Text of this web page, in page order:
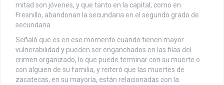
mitad son jóvenes, y que tanto en la capital, como en
Fresnillo, abandonan la secundaria en el segundo grado de
secundaria.
Señaló que es en ese momento cuando tienen mayor
vulnerabilidad y pueden ser enganchados en las filas del
crimen organizado, lo que puede terminar con su muerte o
con alguien de su familia, y reiteró que las muertes de
zacatecas, en su mayoría, están relacionadas con la